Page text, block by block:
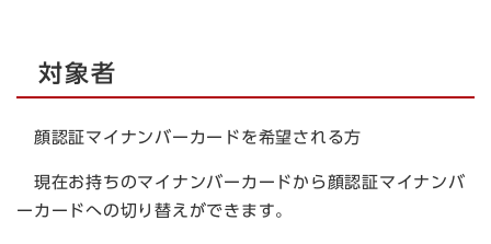
対象者
顔認証マイナンバーカードを希望される方
現在お持ちのマイナンバーカードから顔認証マイナンバ
ーカードへの切り替えができます。